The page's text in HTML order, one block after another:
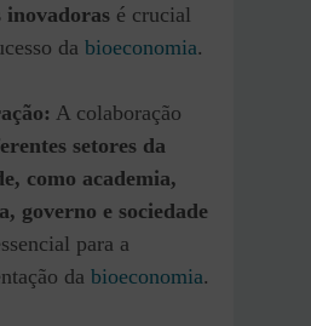
inovadoras é crucial
da bioeconomia.
A colaboração
setores da
como academia,
governo e sociedade
para a
da bioeconomia.